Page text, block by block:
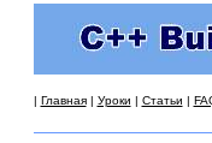
| Главная| Уроки | Статьи |